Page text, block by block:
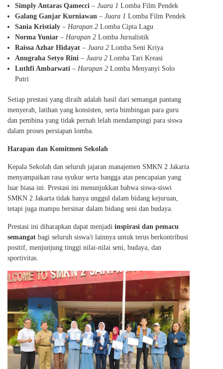
Simply Antaras Qamecci – Juara 1 Lomba Film Pendek
Galang Ganjar Kurniawan – Juara 1 Lomba Film Pendek
Sania Kristialy – Harapan 2 Lomba Cipta Lagu
Norma Yuniar – Harapan 2 Lomba Jurnalistik
Raissa Azhar Hidayat – Juara 2 Lomba Seni Kriya
Anugraha Setyo Rini – Juara 2 Lomba Tari Kreasi
Luthfi Ambarwati – Harapan 2 Lomba Menyanyi Solo
Putri
Setiap prestasi yang diraih adalah hasil dari semangat pantang
menyerah, latihan yang konsisten, serta bimbingan para guru
dan pembina yang tidak pernah lelah mendampingi para siswa
dalam proses persiapan lomba.
Harapan dan Komitmen Sekolah
Kepala Sekolah dan seluruh jajaran manajemen SMKN 2 Jakarta
menyampaikan rasa syukur serta bangga atas pencapaian yang
luar biasa ini. Prestasi ini menunjukkan bahwa siswa-siswi
SMKN 2 Jakarta tidak hanya unggul dalam bidang kejuruan,
tetapi juga mampu bersinar dalam bidang seni dan budaya.
Prestasi ini diharapkan dapat menjadi inspirasi dan pemacu
semangat bagi seluruh siswa/i lainnya untuk terus berkontribusi
positif, menjunjung tinggi nilai-nilai seni, budaya, dan
sportivitas.